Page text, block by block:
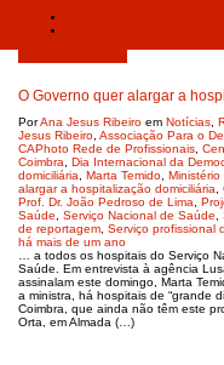
O Governo quer alargar a
PorAna Jesus Ribeiro em Notícias
Jesus Ribeiro Associação Para o
CAPhoto Rede de Profissionais
Coimbra
Dia Internacional da
domiciliária
Marta Temido
alargar a hospitalização domiciliária
Prof. Dr. João Pedroso de Lima
Saúde
Serviço Nacional de Saúde
de reportagem Serviço profissional
há mais de um ano
… a todos os hospitais do Serviço
Saúde. Em entrevista à agência
assinalam este domingo, Marta
a ministra, há hospitais de “grande
Coimbra, que ainda não têm este
Orta, em Almada (…)